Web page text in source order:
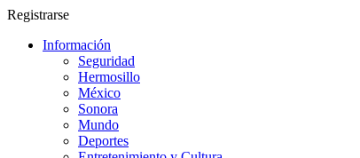
Registrarse
Información
Seguridad
Hermosillo
México
Sonora
Mundo
Deportes